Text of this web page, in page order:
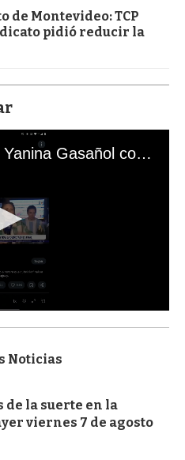
de Montevideo: TCP
pidió reducir la
El mal momento de Yanina Gasañol con un hincha argentino en "Subrayado"
Noticias
de la suerte en la
viernes 7 de agosto